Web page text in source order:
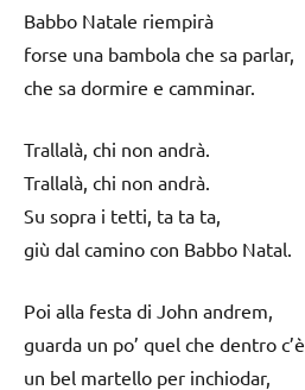
Babbo Natale riempirà
forse una bambola che sa parlar,
che sa dormire e camminar.
Trallalà, chi non andrà.
Trallalà, chi non andrà.
Su sopra i tetti, ta ta ta,
giù dal camino con Babbo Natal.
Poi alla festa di John andrem,
guarda un po’ quel che dentro c’è
un bel martello per inchiodar,